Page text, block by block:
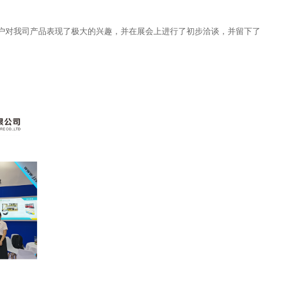
我司产品表现了极大的兴趣，并在展会上进行了初步洽谈，并留下了